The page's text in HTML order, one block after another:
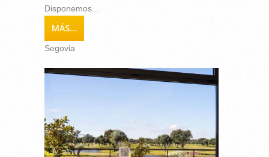
Disponemos...
MÁS...
Segovia